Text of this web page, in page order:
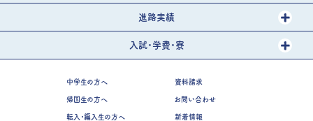
進路実績
入試・学費・寮
中学生の方へ
帰国生の方へ
転入・編入生の方へ
資料請求
お問い合わせ
新着情報